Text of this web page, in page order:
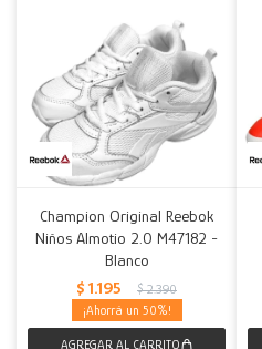
Champion Original Reebok
Niños Almotio 2.0 M47182 -
Blanco
$ 1.195 $ 2.390
50